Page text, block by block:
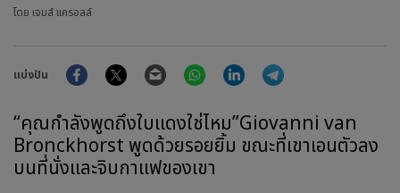
โดย เจมส์ แครอลล์
แบ่งปัน
FacebookTwitter Email WhatsAppLinkedIn
“คุณกำลังพูดถึงใบแดงใช่ไหม”Giovanni van
Bronckhorst พูดด้วยรอยยิ้ม ขณะที่เขาเอนตัวลง
บนที่นั่งและจิบกาแฟของเขา